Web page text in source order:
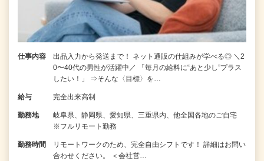
仕事内容
出品入力から発送まで！ ネット通販の仕組みが学べる◎ ＼2
0〜40代の男性が活躍中／ 「毎月の給料に“あと少し”プラス
したい！」 ⇒そんな〈目標〉を…
給与 完全出来高制
勤務地
岐阜県、静岡県、愛知県、三重県内、他全国各地のご自宅
※フルリモート勤務
勤務時間
リモートワークのため、完全自由シフトです！ 詳細はお問い
合わせください。 ＜会社営…